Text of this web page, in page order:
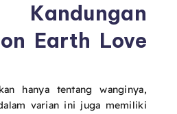
Earth Love
hanya tentang wanginya,
varian ini juga memiliki